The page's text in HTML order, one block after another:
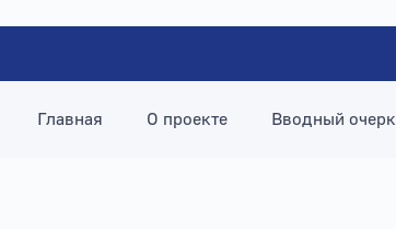
Главная О проекте Вводный очерк